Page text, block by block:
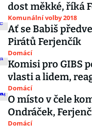
dost měkké, říká
Komunální volby 2018
Ať se Babiš
Pirátů Ferjenčík
Domácí
Komisi pro GIBS
vlasti a lidem,
Domácí
O místo v čele
Ondráček,
Domácí